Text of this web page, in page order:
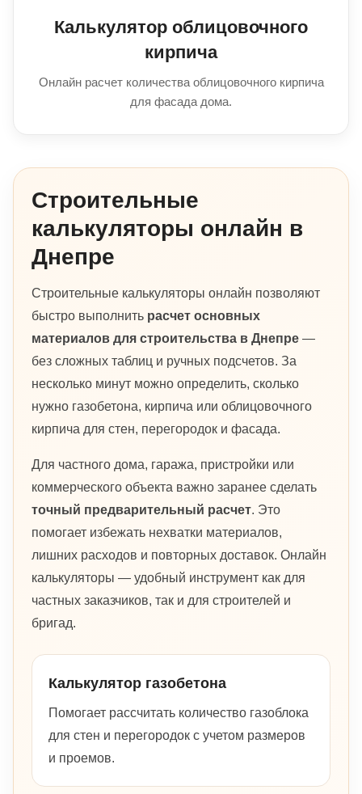
Калькулятор облицовочного
кирпича
Онлайн расчет количества облицовочного кирпича
для фасада дома.
Строительные
калькуляторы онлайн в
Днепре
Строительные калькуляторы онлайн позволяют
быстро выполнить расчет основных
материалов для строительства в Днепре —
без сложных таблиц и ручных подсчетов. За
несколько минут можно определить, сколько
нужно газобетона, кирпича или облицовочного
кирпича для стен, перегородок и фасада.
Для частного дома, гаража, пристройки или
коммерческого объекта важно заранее сделать
точный предварительный расчет. Это
помогает избежать нехватки материалов,
лишних расходов и повторных доставок. Онлайн
калькуляторы — удобный инструмент как для
частных заказчиков, так и для строителей и
бригад.
Калькулятор газобетона
Помогает рассчитать количество газоблока
для стен и перегородок с учетом размеров
и проемов.